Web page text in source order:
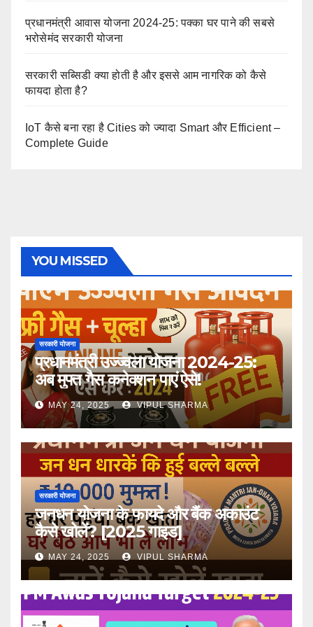
प्रधानमंत्री आवास योजना 2024-25: पक्का घर पाने की सबसे
भरोसेमंद सरकारी योजना
सरकारी सब्सिडी क्या होती है और इससे आम नागरिक को कैसे
फायदा होता है?
IoT कैसे बना रहा है Cities को ज्यादा Smart और Efficient –
Complete Guide
YOU MISSED
सरकारी योजना
प्रधानमंत्री उज्ज्वला योजना 2024-25:
अब मुफ्त गैस कनेक्शन पाएं ऐसे!
MAY 24, 2025 VIPUL SHARMA
सरकारी योजना
जनधन योजना के फायदे और बैंक अकाउंट
कैसे खोलें? [2025 गाइड]
MAY 24, 2025 VIPUL SHARMA